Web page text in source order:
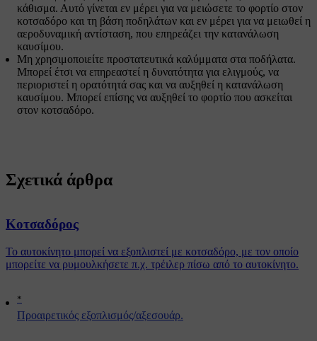
κάθισμα. Αυτό γίνεται εν μέρει για να μειώσετε το φορτίο στον
κοτσαδόρο και τη βάση ποδηλάτων και εν μέρει για να μειωθεί η
αεροδυναμική αντίσταση, που επηρεάζει την κατανάλωση
καυσίμου.
Μη χρησιμοποιείτε προστατευτικά καλύμματα στα ποδήλατα.
Μπορεί έτσι να επηρεαστεί η δυνατότητα για ελιγμούς, να
περιοριστεί η ορατότητά σας και να αυξηθεί η κατανάλωση
καυσίμου. Μπορεί επίσης να αυξηθεί το φορτίο που ασκείται
στον κοτσαδόρο.
*
Προαιρετικός εξοπλισμός/αξεσουάρ.
Σχετικά άρθρα
Κοτσαδόρος
Το αυτοκίνητο μπορεί να εξοπλιστεί με κοτσαδόρο, με τον οποίο
μπορείτε να ρυμουλκήσετε π.χ. τρέιλερ πίσω από το αυτοκίνητο.